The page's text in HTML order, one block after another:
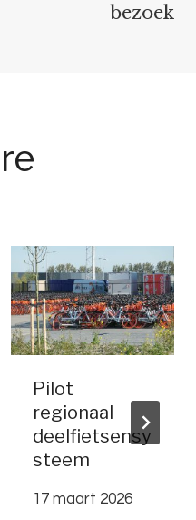
bezoek
Pilot
regionaal
deelfietsensy
steem
17 maart 2026